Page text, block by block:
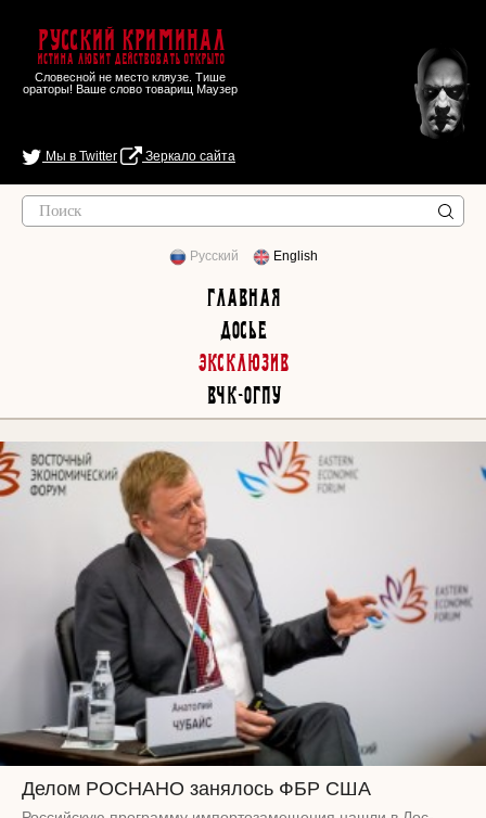
Русский Криминал
Истина любит действовать открыто
Словесной не место кляузе. Тише
ораторы! Ваше слово товарищ Маузер
Мы в Twitter Зеркало сайта
Русский English
Главная
Досье
Эксклюзив
ВЧК-ОГПУ
Делом РОСНАНО занялось ФБР США